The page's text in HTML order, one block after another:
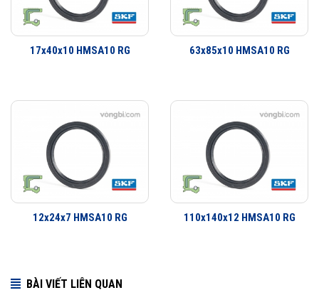
17x40x10 HMSA10 RG 63x85x10 HMSA10 RG
12x24x7 HMSA10 RG 110x140x12 HMSA10 RG
BÀI VIẾT LIÊN QUAN